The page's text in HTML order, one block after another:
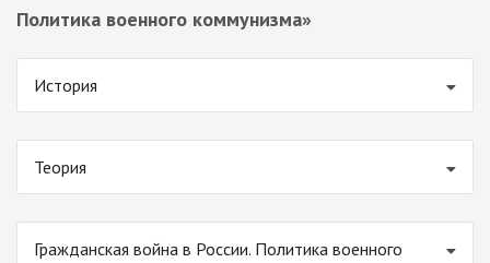
Политика военного коммунизма»
История
Теория
Гражданская война в России. Политика военного